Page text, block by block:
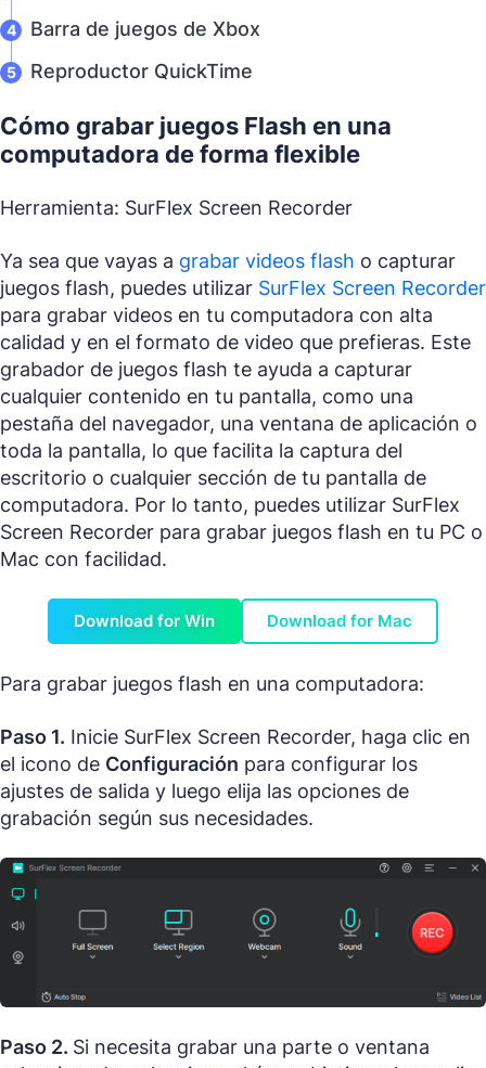
Barra de juegos de Xbox
Reproductor QuickTime
Cómo grabar juegos Flash en una
computadora de forma flexible
Herramienta: SurFlex Screen Recorder
Ya sea que vayas a grabar videos flash o capturar
juegos flash, puedes utilizar SurFlex Screen Recorder
para grabar videos en tu computadora con alta
calidad y en el formato de video que prefieras. Este
grabador de juegos flash te ayuda a capturar
cualquier contenido en tu pantalla, como una
pestaña del navegador, una ventana de aplicación o
toda la pantalla, lo que facilita la captura del
escritorio o cualquier sección de tu pantalla de
computadora. Por lo tanto, puedes utilizar SurFlex
Screen Recorder para grabar juegos flash en tu PC o
Mac con facilidad.
Download for Win Download for Mac
Para grabar juegos flash en una computadora:
Paso 1. Inicie SurFlex Screen Recorder, haga clic en
el icono de Configuración para configurar los
ajustes de salida y luego elija las opciones de
grabación según sus necesidades.
Paso 2. Si necesita grabar una parte o ventana